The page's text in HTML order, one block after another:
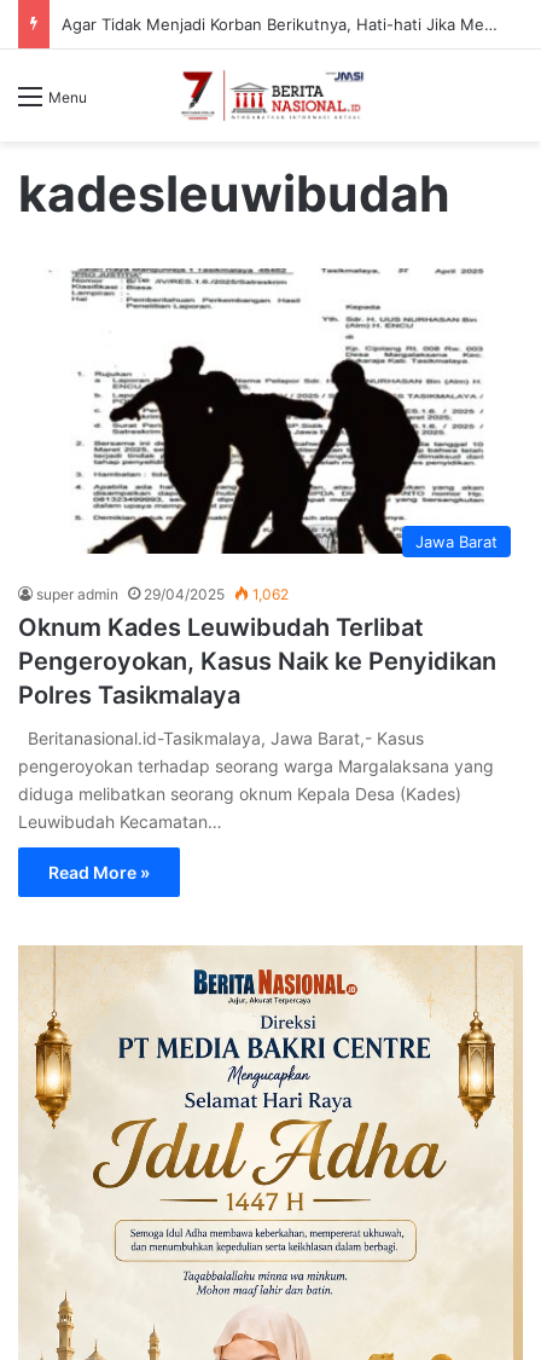
Agar Tidak Menjadi Korban Berikutnya, Hati-hati Jika Mendaki Gunung Piramid, Karena Vegetasinya Terbuka
Menu
kadesleuwibudah
Jawa Barat
super admin 29/04/2025 1,062
Oknum Kades Leuwibudah Terlibat
Pengeroyokan, Kasus Naik ke Penyidikan
Polres Tasikmalaya
Beritanasional.id-Tasikmalaya, Jawa Barat,- Kasus
pengeroyokan terhadap seorang warga Margalaksana yang
diduga melibatkan seorang oknum Kepala Desa (Kades)
Leuwibudah Kecamatan…
Read More »